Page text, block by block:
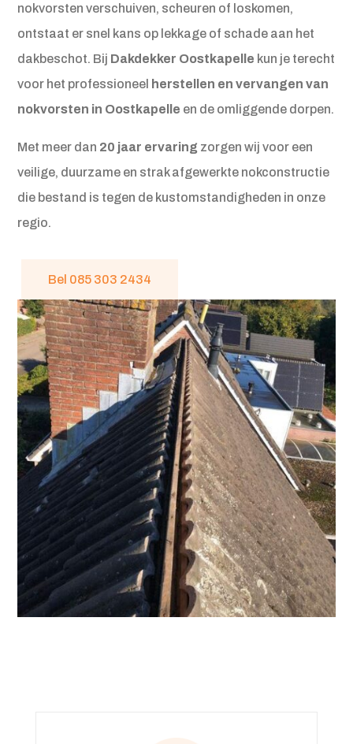
nokvorsten verschuiven, scheuren of loskomen,
ontstaat er snel kans op lekkage of schade aan het
dakbeschot. Bij Dakdekker Oostkapelle kun je terecht
voor het professioneel herstellen en vervangen van
nokvorsten in Oostkapelle en de omliggende dorpen.
Met meer dan 20 jaar ervaring zorgen wij voor een
veilige, duurzame en strak afgewerkte nokconstructie
die bestand is tegen de kustomstandigheden in onze
regio.
Bel 085 303 2434